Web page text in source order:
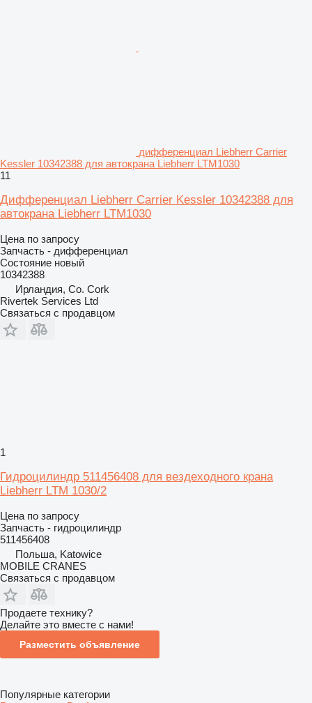
дифференциал Liebherr Carrier
Kessler 10342388 для автокрана Liebherr LTM1030
11
Дифференциал Liebherr Carrier Kessler 10342388 для
автокрана Liebherr LTM1030
Цена по запросу
Запчасть - дифференциал
Состояние новый
10342388
Ирландия, Co. Cork
Rivertek Services Ltd
Связаться с продавцом
1
Гидроцилиндр 511456408 для вездеходного крана
Liebherr LTM 1030/2
Цена по запросу
Запчасть - гидроцилиндр
511456408
Польша, Katowice
MOBILE CRANES
Связаться с продавцом
Продаете технику?
Делайте это вместе с нами!
Разместить объявление
Популярные категории